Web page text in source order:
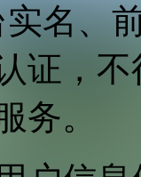
实名、
证，
务。